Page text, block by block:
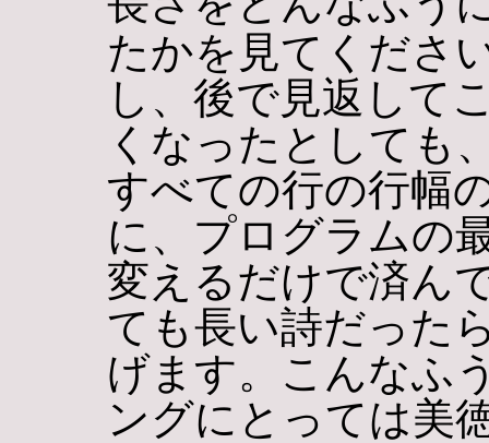
たかを見てくださ
し、後で見返して
くなったとしても
すべての行の行幅
に、プログラムの
変えるだけで済ん
ても長い詩だった
げます。こんなふ
ングにとっては美